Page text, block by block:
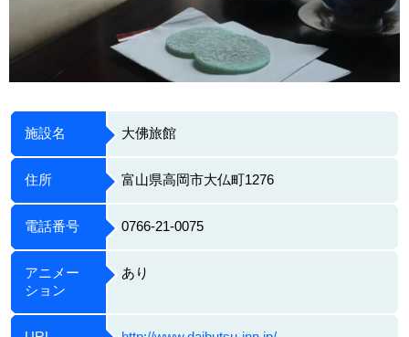
施設名 大佛旅館
住所 富山県高岡市大仏町1276
電話番号 0766-21-0075
アニメー
ション
あり